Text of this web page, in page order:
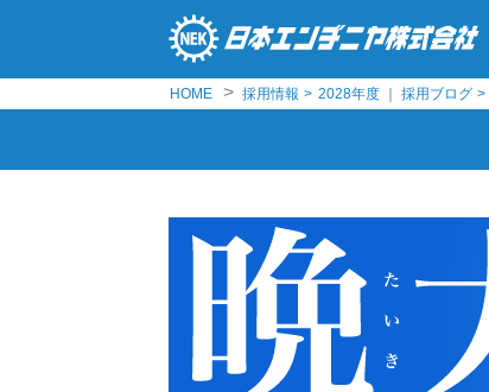
HOME > 採用情報 > 2028年度 ｜ 採用ブログ >